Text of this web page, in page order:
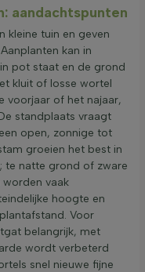
aandachtspunten
kleine tuin en geven
kan in
pot staat en de grond
kluit of losse wortel
voorjaar of het najaar,
standplaats vraagt
open, zonnige tot
groeien het best in
te natte grond of zware
vaak
hoogte en
Voor
belangrijk, met
wordt verbeterd
snel nieuwe fijne